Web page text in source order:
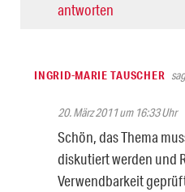
antworten
INGRID-MARIE TAUSCHER
20. März 2011 um 16:33 Uhr
Schön, das Thema
diskutiert werden und
Verwendbarkeit